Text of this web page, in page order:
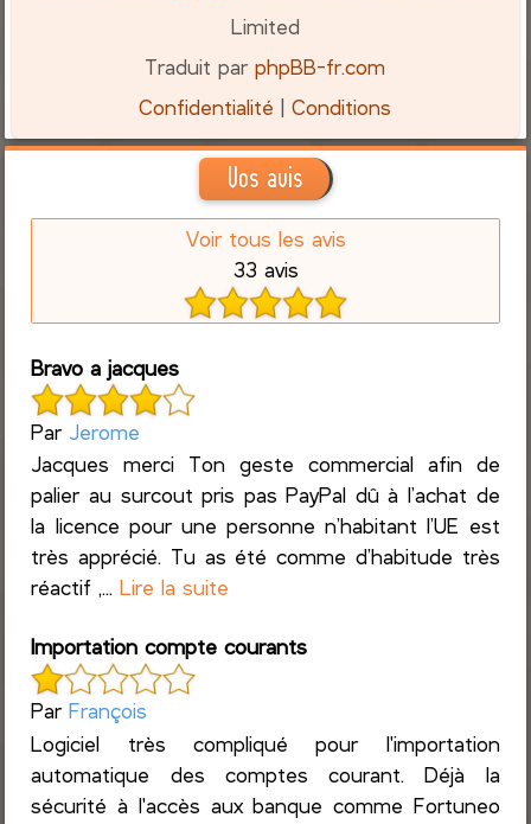
Limited
Traduit parphpBB-fr.com
Confidentialité |Conditions
Vos avis
Voir tous les avis
33 avis
Bravo a jacques
Par Jerome
Jacques merci Ton geste commercial afin de
palier au surcout pris pas PayPal dû à l’achat de
la licence pour une personne n’habitant l’UE est
très apprécié. Tu as été comme d’habitude très
réactif ,...Lire la suite
Importation compte courants
ParFrançois
Logiciel très compliqué pour l'importation
automatique des comptes courant. Déjà la
sécurité à l'accès aux banque comme Fortuneo